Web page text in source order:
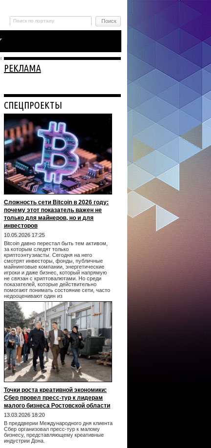
РЕКЛАМА
СПЕЦПРОЕКТЫ
Сложность сети Bitcoin в 2026 году:
почему этот показатель важен не
только для майнеров, но и для
инвесторов
10.05.2026 17:25
Bitcoin давно перестал быть тем активом,
за которым следят только
криптоэнтузиасты. Сегодня на него
смотрят инвесторы, фонды, публичные
майнинговые компании, энергетические
игроки и даже бизнес, который напрямую
не связан с криптовалютами. Но среди
показателей, которые действительно
помогают понимать состояние сети, часто
недооценивают один из
Точки роста креативной экономики:
Сбер провел пресс-тур к лидерам
малого бизнеса Ростовской области
13.03.2026 18:20
В преддверии Международного дня клиента
Сбер организовал пресс-тур к малому
бизнесу, представляющему креативные
индустрии Дона.